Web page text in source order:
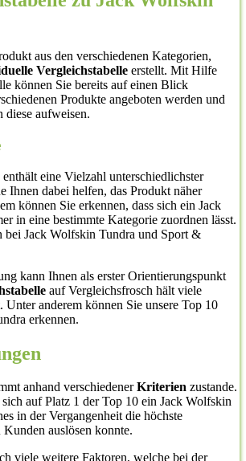
aus den verschiedenen Kategorien,
Vergleichstabelle erstellt. Mit Hilfe
können Sie bereits auf einen Blick
Produkte angeboten werden und
diese aufweisen.
eine Vielzahl unterschiedlichster
Ihnen dabei helfen, das Produkt näher
können Sie erkennen, dass sich ein Jack
in eine bestimmte Kategorie zuordnen lässt.
bei Jack Wolfskin Tundra und Sport &
kann Ihnen als erster Orientierungspunkt
auf Vergleichsfrosch hält viele
Unter anderem können Sie unsere Top 10
erkennen.
anhand verschiedenerKriterien zustande.
auf Platz 1 der Top 10 ein Jack Wolfskin
in der Vergangenheit die höchste
auslösen konnte.
viele weitere Faktoren, welche bei der